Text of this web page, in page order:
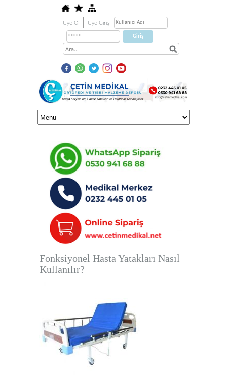
Üye Ol Üye Girişi
Fonksiyonel Hasta Yatakları Nasıl
Kullanılır?